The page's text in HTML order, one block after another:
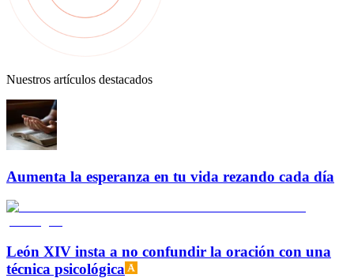
Nuestros artículos destacados
Aumenta la esperanza en tu vida rezando cada día
León XIV insta a no confundir la oración con una
técnica psicológica